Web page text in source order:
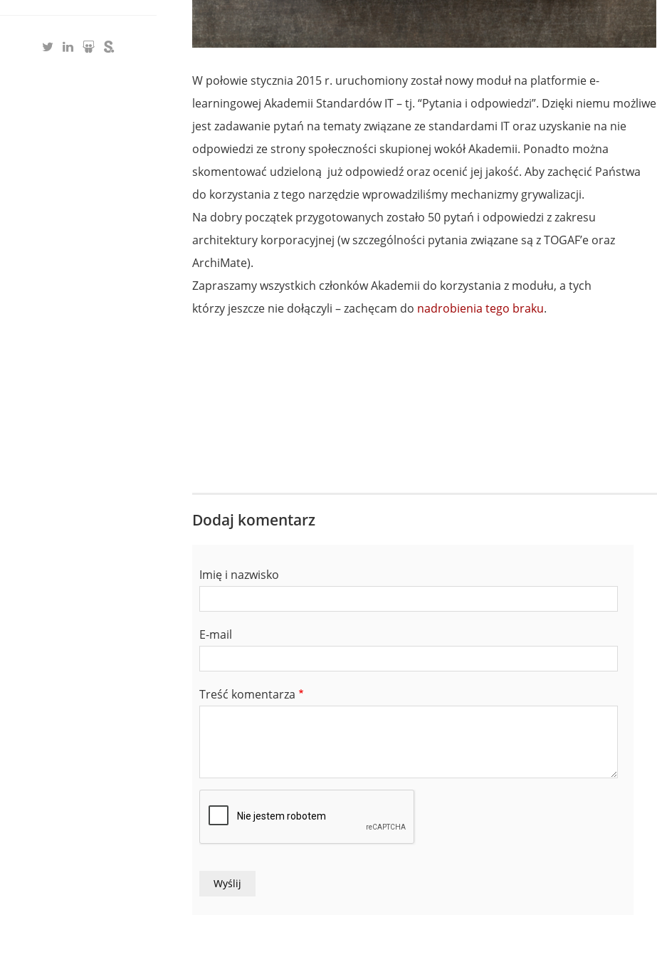
W połowie stycznia 2015 r. uruchomiony został nowy moduł na platformie e-
learningowej Akademii Standardów IT – tj. “Pytania i odpowiedzi”. Dzięki niemu możliwe
jest zadawanie pytań na tematy związane ze standardami IT oraz uzyskanie na nie
odpowiedzi ze strony społeczności skupionej wokół Akademii. Ponadto można
skomentować udzieloną już odpowiedź oraz ocenić jej jakość. Aby zachęcić Państwa
do korzystania z tego narzędzie wprowadziliśmy mechanizmy grywalizacji.
Na dobry początek przygotowanych zostało 50 pytań i odpowiedzi z zakresu
architektury korporacyjnej (w szczególności pytania związane są z TOGAF’e oraz
ArchiMate).
Zapraszamy wszystkich członków Akademii do korzystania z modułu, a tych
którzy jeszcze nie dołączyli – zachęcam do nadrobienia tego braku.
Dodaj komentarz
Imię i nazwisko
E-mail
Treść komentarza